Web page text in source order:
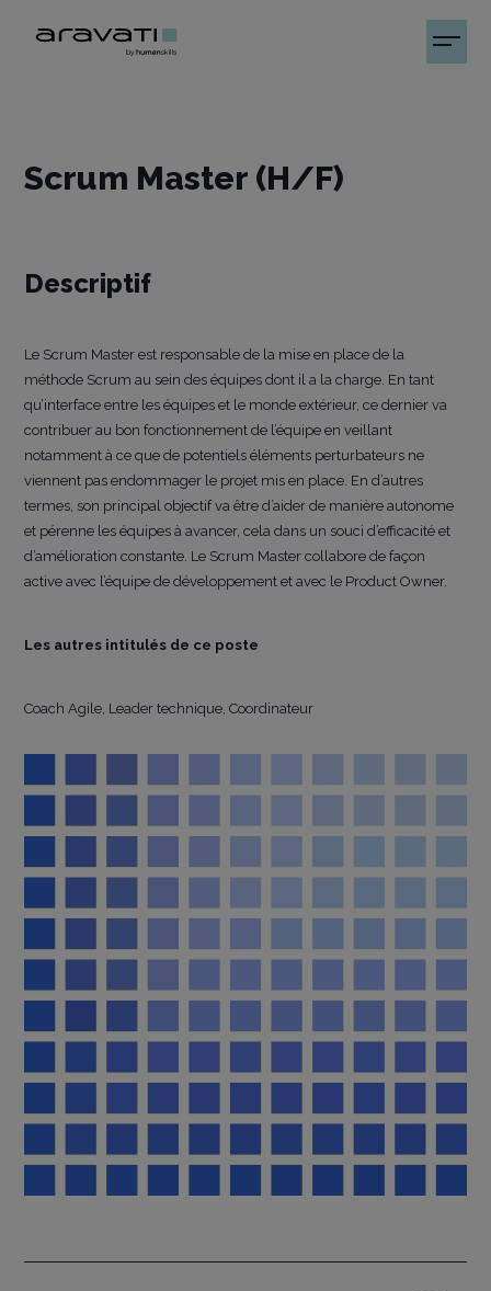
Scrum Master (H/F)
Descriptif
Le Scrum Master est responsable de la mise en place de la
méthode Scrum au sein des équipes dont il a la charge. En tant
qu’interface entre les équipes et le monde extérieur, ce dernier va
contribuer au bon fonctionnement de l’équipe en veillant
notamment à ce que de potentiels éléments perturbateurs ne
viennent pas endommager le projet mis en place. En d’autres
termes, son principal objectif va être d’aider de manière autonome
et pérenne les équipes à avancer, cela dans un souci d’efficacité et
d’amélioration constante. Le Scrum Master collabore de façon
active avec l’équipe de développement et avec le Product Owner.
Les autres intitulés de ce poste
Coach Agile, Leader technique, Coordinateur